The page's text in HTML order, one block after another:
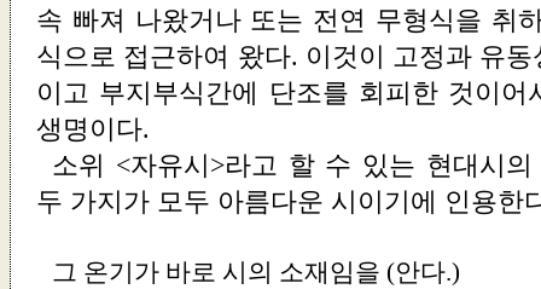
속 빠져 나왔거나 또는 전연 무형식을 취
식으로 접근하여 왔다. 이것이 고정과 유
이고 부지부식간에 단조를 회피한 것이어
생명이다.
소위 <자유시>라고 할 수 있는 현대시
두 가지가 모두 아름다운 시이기에 인용한
그 온기가 바로 시의 소재임을 (안다.)